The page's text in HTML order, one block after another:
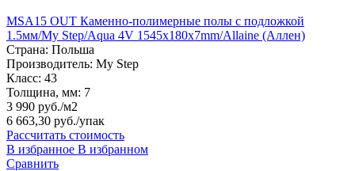
MSA15 OUT Каменно-полимерные полы с подложкой
1.5мм/My Step/Aqua 4V 1545х180х7mm/Allaine (Аллен)
Страна: Польша
Производитель: My Step
Класс: 43
Толщина, мм: 7
3 990 руб./м2
6 663,30 руб./упак
Рассчитать стоимость
В избранное В избранном
Сравнить